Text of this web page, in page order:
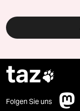
taz
Folgen Sie uns